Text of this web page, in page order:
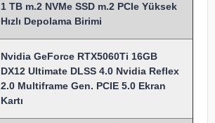
1 TB m.2 NVMe SSD m.2 PCIe Yüksek
Hızlı Depolama Birimi
Nvidia GeForce RTX5060Ti 16GB
DX12 Ultimate DLSS 4.0 Nvidia Reflex
2.0 Multiframe Gen. PCIE 5.0 Ekran
Kartı